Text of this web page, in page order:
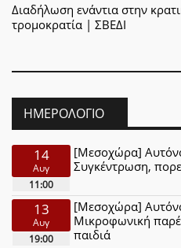
Διαδήλωση ενάντια στην
τρομοκρατία | ΣΒΕΔΙ
ΗΜΕΡΟΛΌΓΙΟ
14
Αυγ
11:00
[Μεσοχώρα]
Συγκέντρωση,
13
Αυγ
19:00
[Μεσοχώρα]
Μικροφωνική
παιδιά